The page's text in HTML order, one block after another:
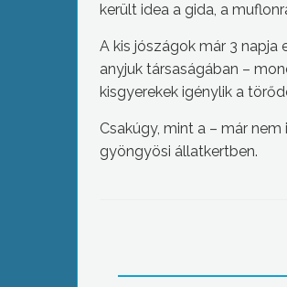
került idea a gida, a
A kis jószágok már 3 napja
anyjuk társaságában –
kisgyerekek igénylik a
Csakúgy, mint a – már
gyöngyösi állatkertben.